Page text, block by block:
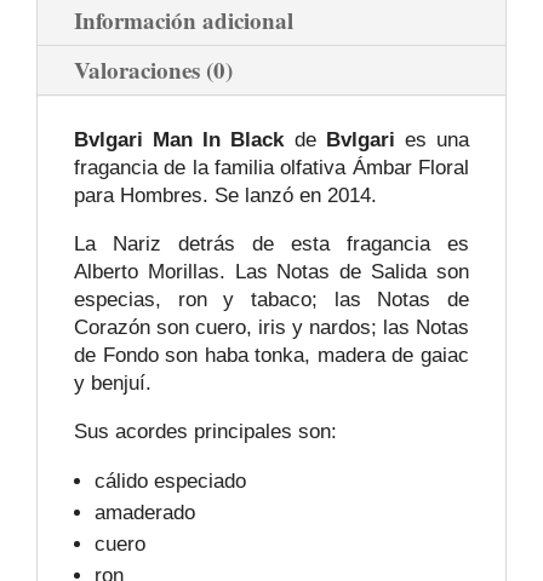
Información adicional
Valoraciones (0)
Bvlgari Man In Blackde Bvlgari es una
fragancia de la familia olfativa Ámbar Floral
para Hombres. Se lanzó en 2014.
La Nariz detrás de esta fragancia es
Alberto Morillas. Las Notas de Salida son
especias, ron y tabaco; las Notas de
Corazón son cuero, iris y nardos; las Notas
de Fondo son haba tonka, madera de gaiac
y benjuí.
Sus acordes principales son:
cálido especiado
amaderado
cuero
ron